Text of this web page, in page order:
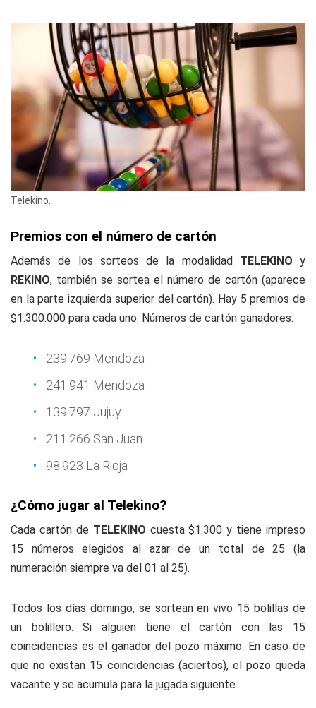
Telekino.
Premios con el número de cartón
Además de los sorteos de la modalidad TELEKINO y
REKINO, también se sortea el número de cartón (aparece
en la parte izquierda superior del cartón). Hay 5 premios de
$1.300.000 para cada uno. Números de cartón ganadores:
239.769 Mendoza
241.941 Mendoza
139.797 Jujuy
211.266 San Juan
98.923 La Rioja
¿Cómo jugar al Telekino?
Cada cartón de TELEKINO cuesta $1.300 y tiene impreso
15 números elegidos al azar de un total de 25 (la
numeración siempre va del 01 al 25).
Todos los días domingo, se sortean en vivo 15 bolillas de
un bolillero. Si alguien tiene el cartón con las 15
coincidencias es el ganador del pozo máximo. En caso de
que no existan 15 coincidencias (aciertos), el pozo queda
vacante y se acumula para la jugada siguiente.